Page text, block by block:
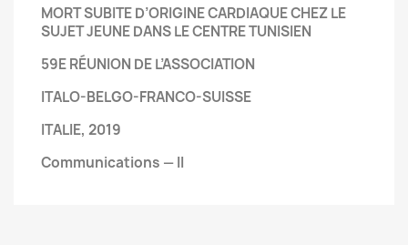
MORT SUBITE D’ORIGINECARDIAQUE CHEZ LE
SUJETJEUNE DANS LE CENTRETUNISIEN
59E RÉUNION DE L’ASSOCIATION
ITALO-BELGO-FRANCO-SUISSE
ITALIE, 2019
Communications — II